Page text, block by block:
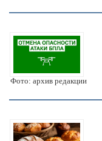
Фото: архив редакции